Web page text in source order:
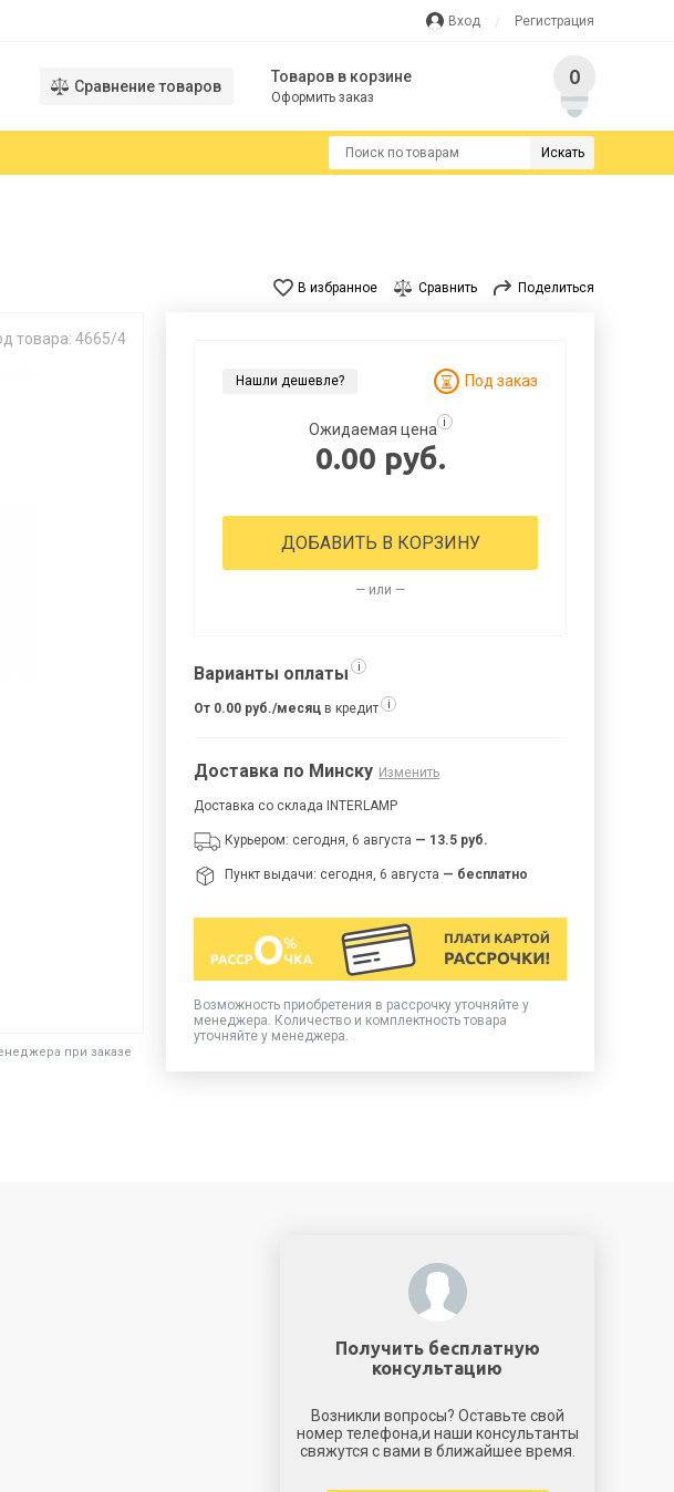
Вход Регистрация
Сравнение товаров
Товаров в корзине
Оформить заказ
0
Искать
В избранное Сравнить Поделиться
товара: 4665/4
при заказе
Нашли дешевле? Под заказ
Ожидаемая цена i
0.00 руб.
ДОБАВИТЬ В КОРЗИНУ
— или —
Варианты оплаты i
От 0.00 руб./месяц в кредит i
Доставка по Минску Изменить
Доставка со склада INTERLAMP
Курьером: сегодня, 6 августа — 13.5 руб.
Пункт выдачи: сегодня, 6 августа — бесплатно
Возможность приобретения в рассрочку уточняйте у
менеджера. Количество и комплектность товара
уточняйте у менеджера.
Получить бесплатную
консультацию
Возникли вопросы? Оставьте свой
номер телефона,и наши консультанты
свяжутся с вами в ближайшее время.